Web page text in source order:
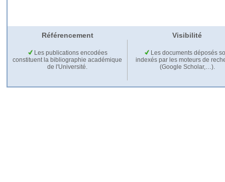
Référencement Visibilité
Les publications encodées
constituent la bibliographie académique
de l'Université.
Les documents déposés
indexés par les moteurs de
(Google Scholar,…).